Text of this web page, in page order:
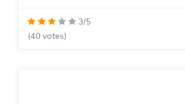
3/5
(40 votes)